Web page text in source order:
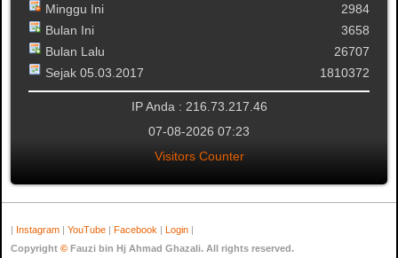
Minggu Ini
Bulan Ini
Bulan Lalu
Sejak 05.03.2017
2984
3658
26707
1810372
IP Anda : 216.73.217.46
07-08-2026 07:23
Visitors Counter
| Instagram | YouTube | Facebook | Login |
Copyright © Fauzi bin Hj Ahmad Ghazali. All rights reserved.